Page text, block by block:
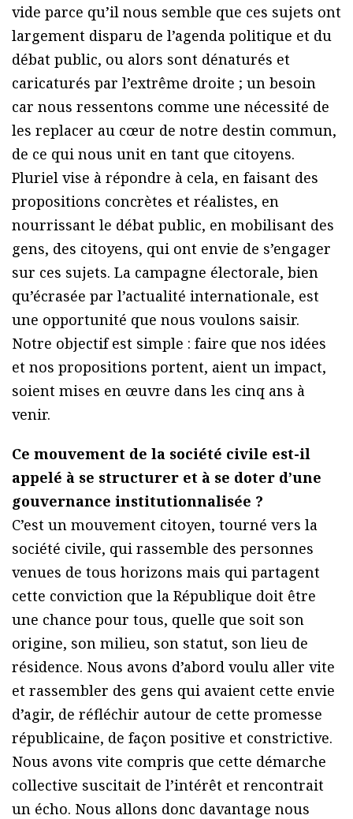
vide parce qu’il nous semble que ces sujets ont
largement disparu de l’agenda politique et du
débat public, ou alors sont dénaturés et
caricaturés par l’extrême droite ; un besoin
car nous ressentons comme une nécessité de
les replacer au cœur de notre destin commun,
de ce qui nous unit en tant que citoyens.
Pluriel vise à répondre à cela, en faisant des
propositions concrètes et réalistes, en
nourrissant le débat public, en mobilisant des
gens, des citoyens, qui ont envie de s’engager
sur ces sujets. La campagne électorale, bien
qu’écrasée par l’actualité internationale, est
une opportunité que nous voulons saisir.
Notre objectif est simple : faire que nos idées
et nos propositions portent, aient un impact,
soient mises en œuvre dans les cinq ans à
venir.
Ce mouvement de la société civile est-il
appelé à se structurer et à se doter d’une
gouvernance institutionnalisée ?
C’est un mouvement citoyen, tourné vers la
société civile, qui rassemble des personnes
venues de tous horizons mais qui partagent
cette conviction que la République doit être
une chance pour tous, quelle que soit son
origine, son milieu, son statut, son lieu de
résidence. Nous avons d’abord voulu aller vite
et rassembler des gens qui avaient cette envie
d’agir, de réfléchir autour de cette promesse
républicaine, de façon positive et constrictive.
Nous avons vite compris que cette démarche
collective suscitait de l’intérêt et rencontrait
un écho. Nous allons donc davantage nous